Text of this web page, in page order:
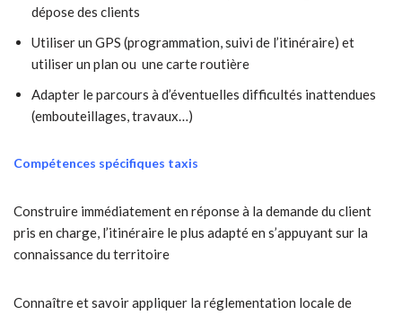
dépose des clients
Utiliser un GPS (programmation, suivi de l’itinéraire) et
utiliser un plan ou une carte routière
Adapter le parcours à d’éventuelles difficultés inattendues
(embouteillages, travaux…)
Compétences spécifiques taxis
Construire immédiatement en réponse à la demande du client
pris en charge, l’itinéraire le plus adapté en s’appuyant sur la
connaissance du territoire
Connaître et savoir appliquer la réglementation locale de